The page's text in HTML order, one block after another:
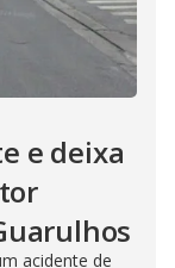
e deixa
acidente de